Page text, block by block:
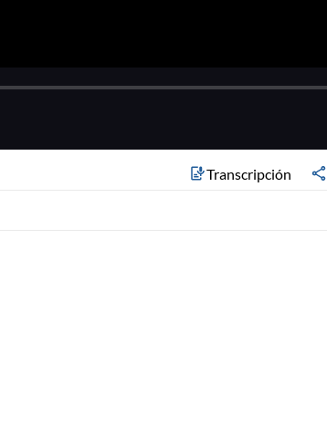
Transcripción